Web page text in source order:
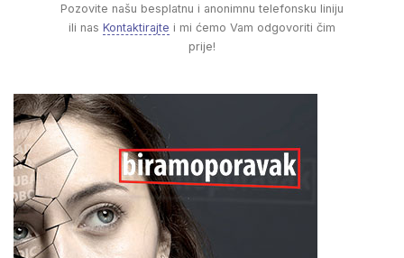
Pozovite našu besplatnu i anonimnu telefonsku liniju
ili nas Kontaktirajte i mi ćemo Vam odgovoriti čim
prije!